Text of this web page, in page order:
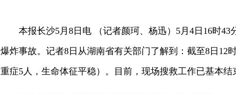
本报长沙5月8日电 （记者颜珂、杨迅）5月4日16时43
爆炸事故。记者8日从湖南省有关部门了解到：截至8日12
重症5人，生命体征平稳）。目前，现场搜救工作已基本结